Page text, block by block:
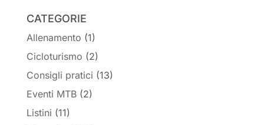
CATEGORIE
Allenamento (1)
Cicloturismo (2)
Consigli pratici (13)
Eventi MTB(2)
Listini (11)